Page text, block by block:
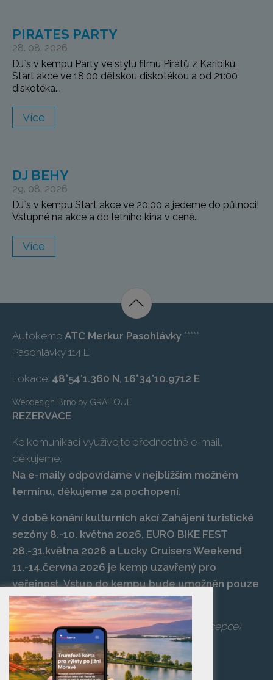
PIRATES PARTY
28. 08. 2026
DJ`s v kempu Party ve stylu filmu Pirátů z Karibiku.
Start akce ve 18:00 dětskou diskotékou a od 21:00
diskotéka...
Více
DJ BEHY
29. 08. 2026
DJ`s v kempu Start akce ve 20:00 a jedeme do půlnoci!
Vstupné na akce a do letního kina v ceně...
Více
Autokemp ATC Merkur Pasohlávky *****
Pasohlávky 114 E
Lokace: 48°54’1.360 N, 16°34’10.9712 E
Webdesign Brno by GRAFIQUE
REZERVACE
Ke komunikaci využívejte přednostně e-mail,
děkujeme.
Na e-maily odpovídáme v nejbližším možném
termínu, děkujeme za pochopení.
V době konání kulturních akcí Zahájení turistické
sezóny 8.-10. května 2026, EURO BIKE FEST
28.-31.května 2026 a Lucky Cruisers Weekend
11.-14.června 2026 je kemp uzavřený pro
veřejnost. Vstup do kempu bude umožněn pouze
po zaplacení vstupenky na danou akci.
Telefon:+420 519 427 714,539 029 266
(recepce)
E-mail:camp@pasohlavky.cz